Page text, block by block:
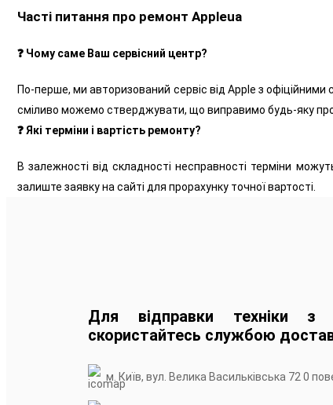
Часті питання про ремонт Appleua
❓ Чому саме Ваш сервісний центр?
По-перше, ми авторизований сервіс від Apple з
сміливо можемо стверджувати, що виправимо будь-яку
❓ Які терміни і вартість ремонту?
В залежності від складності несправності терміни
залиште заявку на сайті для прорахунку точної вартості.
Для відправки техніки з
скористайтесь службою
м. Київ, вул. Велика Васильківська 72 0